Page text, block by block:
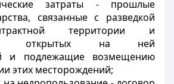
затраты - прошлые
связанные с разведкой
территории и
открытых на ней
и подлежащие возмещению
этих месторождений;